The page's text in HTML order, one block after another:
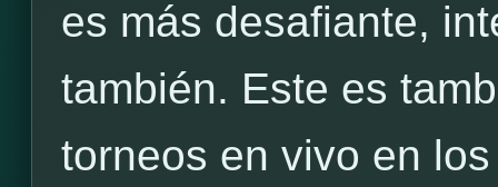
es más desafiante,
también. Este es
torneos en vivo en